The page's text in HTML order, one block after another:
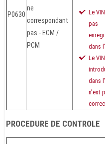
P0630
ne
correspondant
pas - ECM /
PCM
Le
pas
dans
Le VIN
dans
n'est
PROCEDURE DE CONTROLE